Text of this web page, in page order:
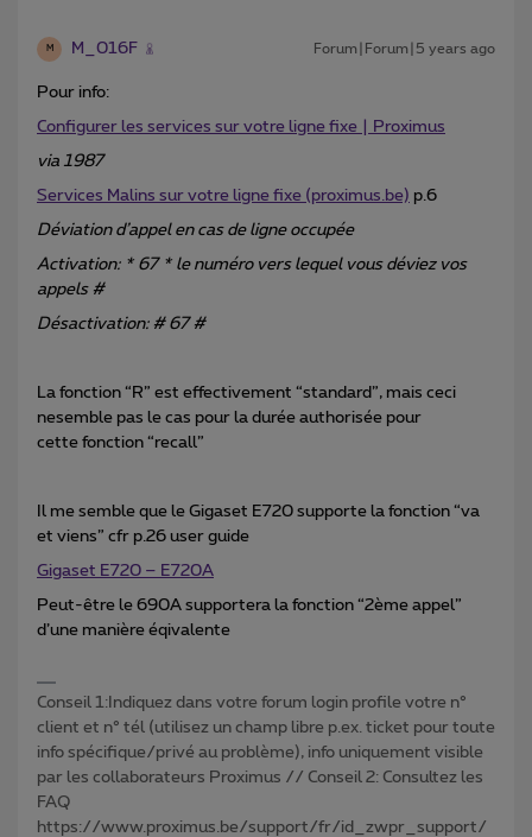
M M_016F Forum|Forum|5 years ago
Pour info:
Configurer les services sur votre ligne fixe | Proximus
via 1987
Services Malins sur votre ligne fixe (proximus.be) p.6
Déviation d’appel en cas de ligne occupée
Activation: * 67 * le numéro vers lequel vous déviez vos
appels #
Désactivation: # 67 #
La fonction “R” est effectivement “standard”, mais ceci
nesemble pas le cas pour la durée authorisée pour
cette fonction “recall”
Il me semble que le Gigaset E720 supporte la fonction “va
et viens” cfr p.26 user guide
Gigaset E720 – E720A
Peut-être le 690A supportera la fonction “2ème appel”
d’une manière éqivalente
Conseil 1:Indiquez dans votre forum login profile votre n°
client et n° tél (utilisez un champ libre p.ex. ticket pour toute
info spécifique/privé au problème), info uniquement visible
par les collaborateurs Proximus // Conseil 2: Consultez les
FAQ
https://www.proximus.be/support/fr/id_zwpr_support/